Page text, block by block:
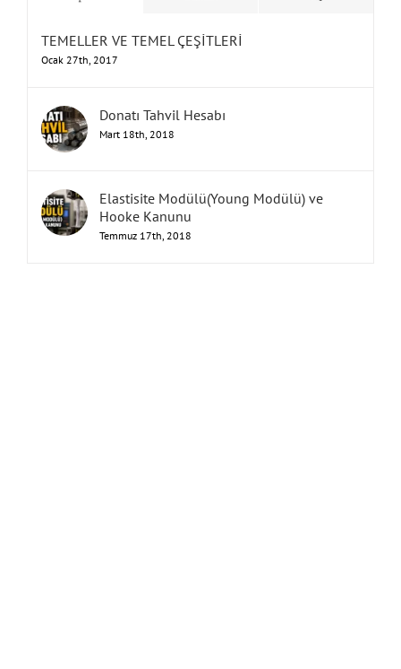
TEMELLER VE TEMEL ÇEŞİTLERİ
Ocak 27th, 2017
Donatı Tahvil Hesabı
Mart 18th, 2018
Elastisite Modülü(Young Modülü) ve
Hooke Kanunu
Temmuz 17th, 2018